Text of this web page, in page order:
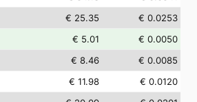
€ 25.35
€ 0.0253
€ 5.01
€ 0.0050
€ 8.46
€ 0.0085
€ 11.98
€ 0.0120